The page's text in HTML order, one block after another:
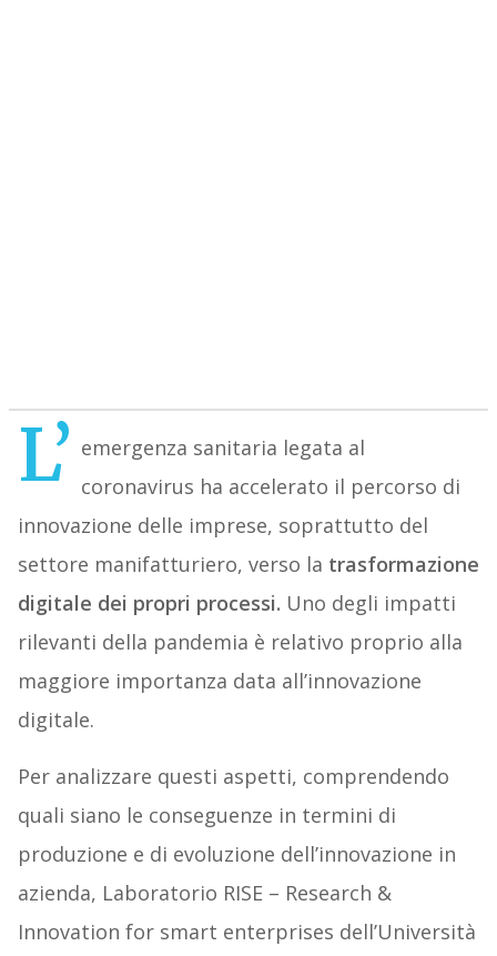
L’ emergenza sanitaria legata al
coronavirus ha accelerato il percorso di
innovazione delle imprese, soprattutto del
settore manifatturiero, verso la trasformazione
digitale dei propri processi. Uno degli impatti
rilevanti della pandemia è relativo proprio alla
maggiore importanza data all’innovazione
digitale.
Per analizzare questi aspetti, comprendendo
quali siano le conseguenze in termini di
produzione e di evoluzione dell’innovazione in
azienda, Laboratorio RISE – Research &
Innovation for smart enterprises dell’Università